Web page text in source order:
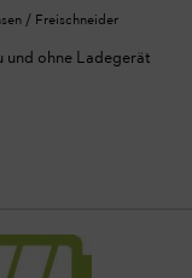
/ Freischneider
und ohne Ladegerät